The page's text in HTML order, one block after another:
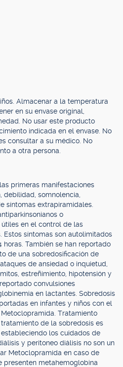
Almacenar a la temperatura
en su envase original,
No usar este producto
indicada en el envase. No
consultar a su médico. No
a otra persona.
primeras manifestaciones
debilidad, somnolencia,
síntomas extrapiramidales.
o
en el control de las
Estos síntomas son autolimitados
También se han reportado
de una sobredosificación de
de ansiedad o inquietud,
estreñimiento, hipotensión y
convulsiones
en lactantes. Sobredosis
en infantes y niños con el
Tratamiento
de la sobredosis es
los cuidados de
y peritoneo diálisis no son un
Metoclopramida en caso de
presenten metahemoglobina